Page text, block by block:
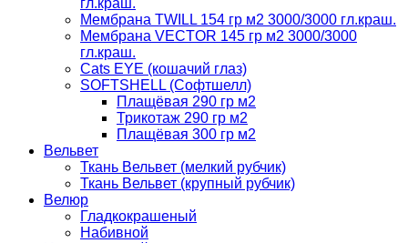
гл.краш.
Мембрана TWILL 154 гр м2 3000/3000 гл.краш.
Мембрана VECTOR 145 гр м2 3000/3000
гл.краш.
Cats EYE (кошачий глаз)
SOFTSHELL (Софтшелл)
Плащёвая 290 гр м2
Трикотаж 290 гр м2
Плащёвая 300 гр м2
Вельвет
Ткань Вельвет (мелкий рубчик)
Ткань Вельвет (крупный рубчик)
Велюр
Гладкокрашеный
Набивной